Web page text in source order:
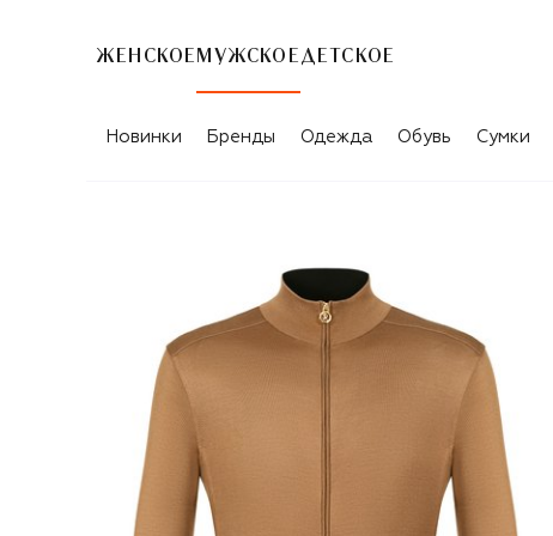
ЖЕНСКОЕ МУЖСКОЕ ДЕТСКОЕ
Новинки Бренды Одежда Обувь Сумки